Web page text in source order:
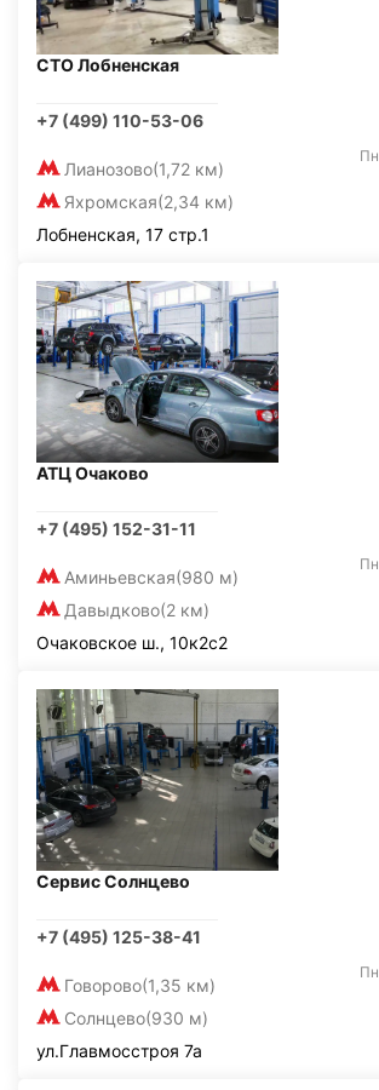
СТО Лобненская
+7 (499) 110-53-06
Лианозово(1,72 км)
Яхромская(2,34 км)
Лобненская, 17 стр.1
АТЦ Очаково
+7 (495) 152-31-11
Аминьевская(980 м)
Давыдково(2 км)
Очаковское ш., 10к2с2
Сервис Солнцево
+7 (495) 125-38-41
Говорово(1,35 км)
Солнцево(930 м)
ул.Главмосстроя 7а